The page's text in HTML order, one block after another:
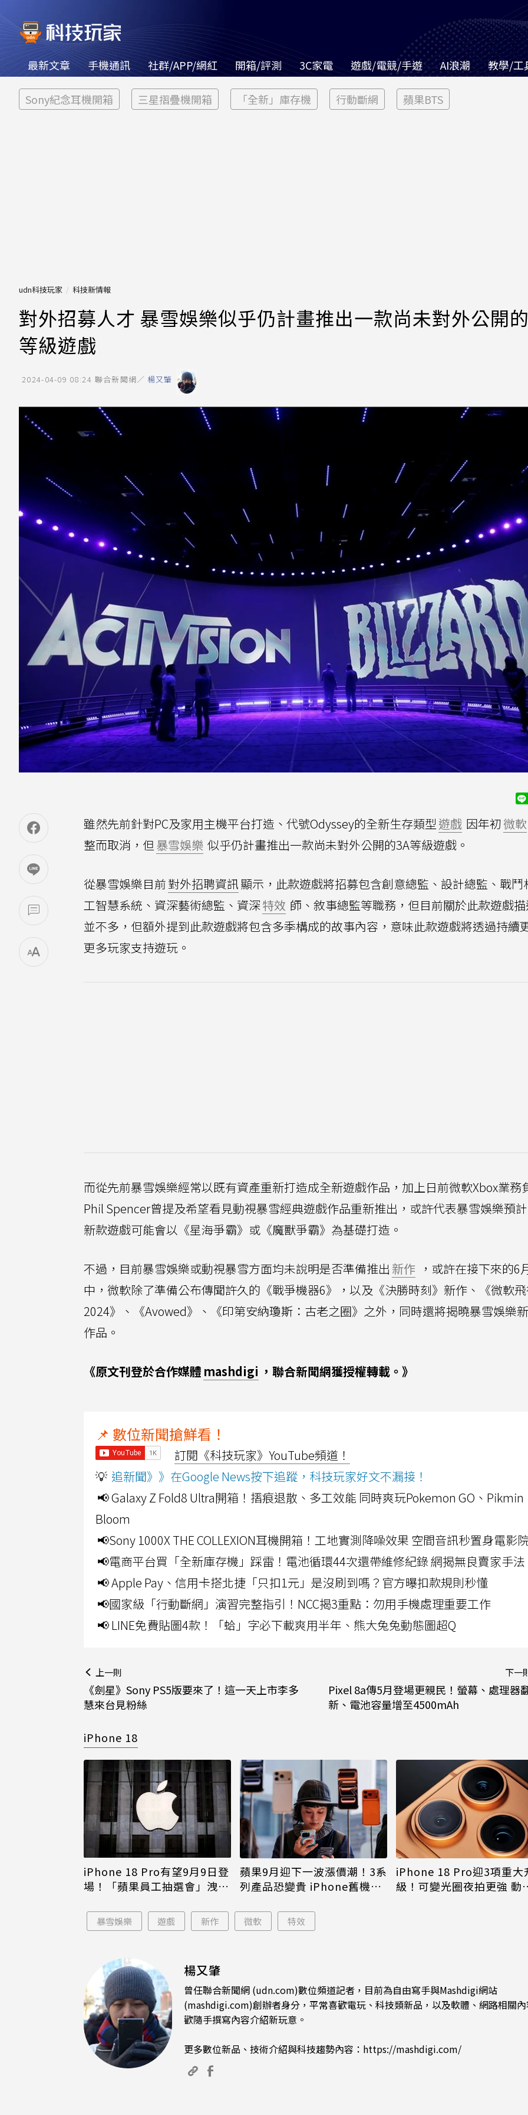
最新文章 手機通訊 社群/APP/網紅 開箱/評測 3C家電 遊戲/電競/手遊 AI浪潮 教學/工
Sony紀念耳機開箱 三星摺疊機開箱 「全新」庫存機 行動斷網 蘋果BTS
udn科技玩家 科技新情報
對外招募人才 暴雪娛樂似乎仍計畫推出一款尚未對外公開
等級遊戲
2024-04-09 08:24 聯合新聞網／ 楊又肇
雖然先前針對PC及家用主機平台打造、代號Odyssey的全新生存類型 遊戲 因年初微軟
整而取消，但 暴雪娛樂 似乎仍計畫推出一款尚未對外公開的3A等級遊戲。
從暴雪娛樂目前對外招聘資訊顯示，此款遊戲將招募包含創意總監、設計總監、戰鬥
工智慧系統、資深藝術總監、資深特效 師、敘事總監等職務，但目前關於此款遊戲
並不多，但額外提到此款遊戲將包含多季構成的故事內容，意味此款遊戲將透過持續
更多玩家支持遊玩。
而從先前暴雪娛樂經常以既有資產重新打造成全新遊戲作品，加上日前微軟Xbox業務
Phil Spencer曾提及希望看見動視暴雪經典遊戲作品重新推出，或許代表暴雪娛樂預
新款遊戲可能會以《星海爭霸》或《魔獸爭霸》為基礎打造。
不過，目前暴雪娛樂或動視暴雪方面均未說明是否準備推出 新作 ，或許在接下來的6
中，微軟除了準備公布傳聞許久的《戰爭機器6》，以及《決勝時刻》新作、《微軟
2024》、《Avowed》、《印第安納瓊斯：古老之圈》之外，同時還將揭曉暴雪娛樂
作品。
《原文刊登於合作媒體 mashdigi ，聯合新聞網獲授權轉載。》
📌 數位新聞搶鮮看！
訂閱《科技玩家》YouTube頻道！
💡 追新聞》》在Google News按下追蹤，科技玩家好文不漏接！
📢 Galaxy Z Fold8 Ultra開箱！摺痕退散、多工效能 同時爽玩Pokemon GO、Pikmin
Bloom
📢Sony 1000X THE COLLEXION耳機開箱！工地實測降噪效果 空間音訊秒置身電影
📢電商平台買「全新庫存機」踩雷！電池循環44次還帶維修紀錄 網揭無良賣家手法
📢 Apple Pay、信用卡搭北捷「只扣1元」是沒刷到嗎？官方曝扣款規則秒懂
📢國家級「行動斷網」演習完整指引！NCC揭3重點：勿用手機處理重要工作
📢 LINE免費貼圖4款！「蛤」字必下載爽用半年、熊大兔兔動態圖超Q
上一則
《劍星》Sony PS5版要來了！這一天上市李多
慧來台見粉絲
下一
Pixel 8a傳5月登場更親民！螢幕、處理器
新、電池容量增至4500mAh
iPhone 18
iPhone 18 Pro有望9月9日登
場！「蘋果員工抽選會」洩端
蘋果9月迎下一波漲價潮！3系
列產品恐變貴 iPhone舊機難
iPhone 18 Pro迎3項重大
級！可變光圈夜拍更強 動
暴雪娛樂 遊戲 新作 微軟 特效
楊又肇
曾任聯合新聞網 (udn.com)數位頻道記者，目前為自由寫手與Mashdigi網站
(mashdigi.com)創辦者身分，平常喜歡電玩、科技類新品，以及軟體、網路相關
歡隨手撰寫內容介紹新玩意。
更多數位新品、技術介紹與科技趨勢內容： https://mashdigi.com/